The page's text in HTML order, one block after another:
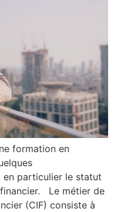
formation en
en particulier le statut
Le métier de
(CIF) consiste à